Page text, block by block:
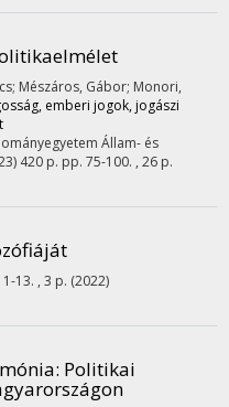
Mészáros, Gábor; Monori,
emberi jogok, jogászi
Állam- és
420 p. pp. 75-100. , 26 p.
13. , 3 p. (2022)
: Politikai